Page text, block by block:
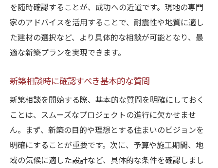
耐震診断の実施とその結果の活用
住民の声から見る耐震設計の評価
地域特性に合わせた新築設計で長期的な安心を
手に入れる
地域文化を反映したデザインと設計
将来の拡張性を考慮した設計プラン
耐久性と美しさが調和する設計
長期的なメンテナンスを考えた設計
を随時確認することが、成功への近道です。現地の専門
家のアドバイスを活用することで、耐震性や地質に適し
た建材の選択など、より具体的な相談が可能となり、最
適な新築プランを実現できます。
新築相談時に確認すべき基本的な質問
新築相談を開始する際、基本的な質問を明確にしておく
ことは、スムーズなプロジェクトの進行に欠かせませ
ん。まず、新築の目的や理想とする住まいのビジョンを
明確にすることが重要です。次に、予算や施工期間、地
域の気候に適した設計など、具体的な条件を確認しまし